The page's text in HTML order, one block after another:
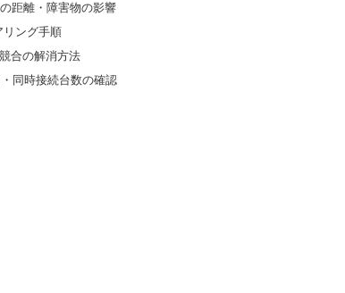
距離・障害物の影響
リング手順
合の解消方法
同時接続台数の確認